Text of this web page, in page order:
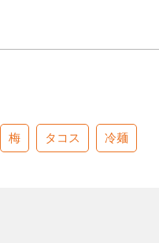
梅 タコス 冷麺